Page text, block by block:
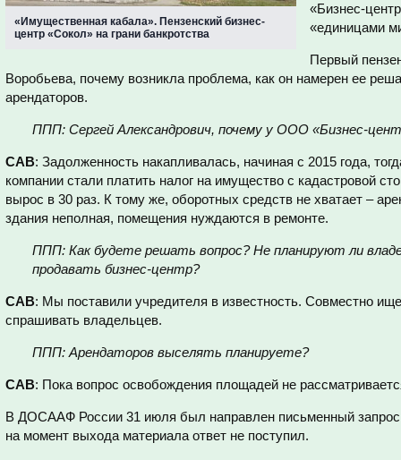
«Имущественная кабала». Пензенский бизнес-
центр «Сокол» на грани банкротства
«Бизнес-
«единицами
Первый
Воробьева, почему возникла проблема, как он намерен ее
арендаторов.
ППП: Сергей Александрович, почему у ООО «Бизнес-
САВ: Задолженность накапливалась, начиная с 2015 года,
компании стали платить налог на имущество с кадастровой
вырос в 30 раз. К тому же, оборотных средств не хватает –
здания неполная, помещения нуждаются в ремонте.
ППП: Как будете решать вопрос? Не планируют ли
продавать бизнес-центр?
САВ: Мы поставили учредителя в известность. Совместно
спрашивать владельцев.
ППП: Арендаторов выселять планируете?
САВ: Пока вопрос освобождения площадей не
В ДОСААФ России 31 июля был направлен письменный запрос
на момент выхода материала ответ не поступил.